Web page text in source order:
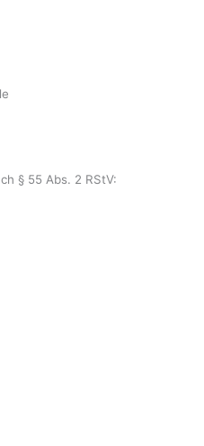
§ 55 Abs. 2 RStV: